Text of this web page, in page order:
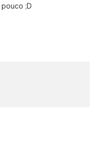
;D